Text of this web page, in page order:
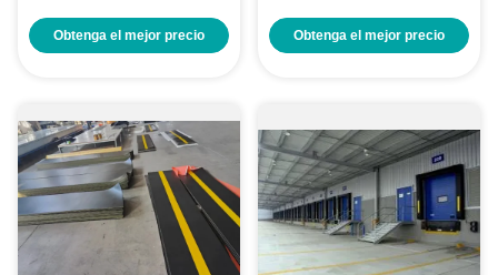
industrial de alta velocidad
50/60 Hz, diseñada para
Obtenga el mejor precio
que Soportan Necesidades de
Envío Complejas
Obtenga el mejor precio